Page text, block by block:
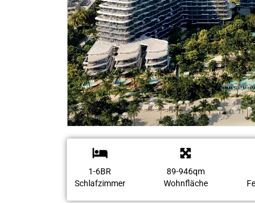
1-6BR
Schlafzimmer
89-946qm
Wohnfläche